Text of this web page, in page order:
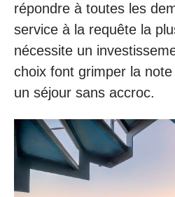
répondre à toutes les
service à la requête la
nécessite un
choix font grimper la
un séjour sans accroc.